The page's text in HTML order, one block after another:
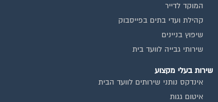
המוקד לדייר
קהילת ועדי בתים בפייסבוק
שיפוץ בניינים
שירותי גבייה לוועד בית
שירות בעלי מקצוע
אינדקס נותני שירותים לוועד הבית
איטום גגות